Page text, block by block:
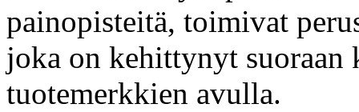
painopisteitä, toimivat
joka on kehittynyt
tuotemerkkien avulla.